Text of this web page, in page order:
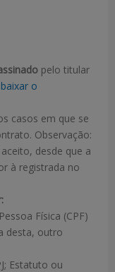
pelo titular
o
casos em que se
Observação:
desde que a
à registrada no
Física (CPF)
desta, outro
Estatuto ou